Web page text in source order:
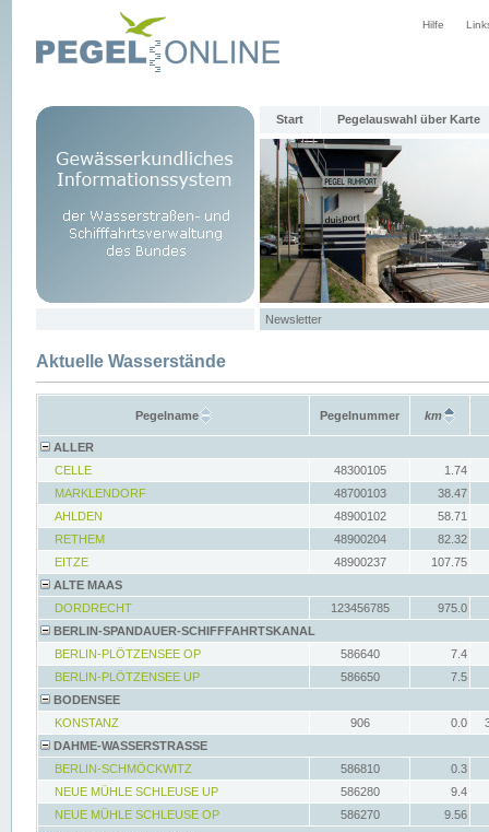
Hilfe
Start Pegelauswahl über Karte
Newsletter
Aktuelle Wasserstände
Pegelname Pegelnummer km
ALLER
CELLE
48300105
1.74
MARKLENDORF
48700103
38.47
AHLDEN
48900102
58.71
RETHEM
48900204
82.32
EITZE
48900237
107.75
ALTE MAAS
DORDRECHT
123456785
975.0
BERLIN-SPANDAUER-SCHIFFFAHRTSKANAL
BERLIN-PLÖTZENSEE OP
586640
7.4
BERLIN-PLÖTZENSEE UP
586650
7.5
BODENSEE
KONSTANZ
906 0.0
DAHME-WASSERSTRASSE
BERLIN-SCHMÖCKWITZ
586810
0.3
NEUE MÜHLE SCHLEUSE UP
586280
9.4
NEUE MÜHLE SCHLEUSE OP
586270
9.56